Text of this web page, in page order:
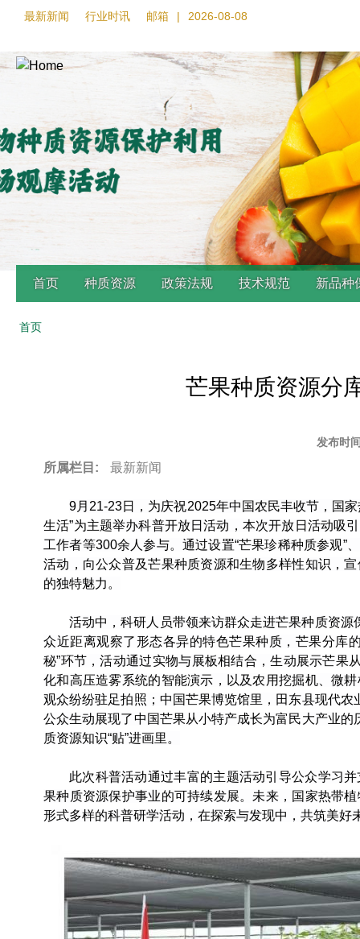
最新新闻 行业时讯 邮箱 | 2026-08-08
首页 种质资源 政策法规 技术规范 新品种
首页
芒果种质资源分
发布时
所属栏目: 最新新闻
9月21-23日，为庆祝2025年中国农民丰收节 ， 国
生活”为主题举办科普开放日活动，本次开放日活动吸
工作者等300余人参与。通过设置“芒果珍稀种质参观”、
活动，向公众普及芒果种质资源和生物多样性知识，
的独特魅力。
活动中，科研人员带领来访群众走进芒果种质资源
众近距离观察了形态各异的特色芒果种质， 芒果分库
秘”环节，活动通过实物与展板相结合，生动展示芒果
化和高压造雾系统的智能演示，以及农用挖掘机、微耕
观众纷纷驻足拍照 ； 中国芒果博览馆里，田东县现代农
公众生动展现了中国芒果从小特产成长为富民大产业的
质资源知识“贴”进画里。
此次科普活动通过丰富的主题活动引导公众学习
果种质资源保护事业的可持续发展。未来，国家热带
形式多样的科普研学活动，在探索与发现中，共筑美好